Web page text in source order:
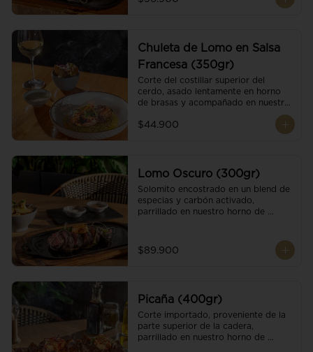
Chuleta de Lomo en Salsa
Francesa (350gr)
Corte del costillar superior del
cerdo, asado lentamente en horno
de brasas y acompañado en nuestra
$44.900
Lomo Oscuro (300gr)
Solomito encostrado en un blend de
especias y carbón activado,
parrillado en nuestro horno de
mantequilla de ajo y pimientos.
Acompañado de salsa criolla y una
$89.900
Picaña (400gr)
Corte importado, proveniente de la
parte superior de la cadera,
parrillado en nuestro horno de